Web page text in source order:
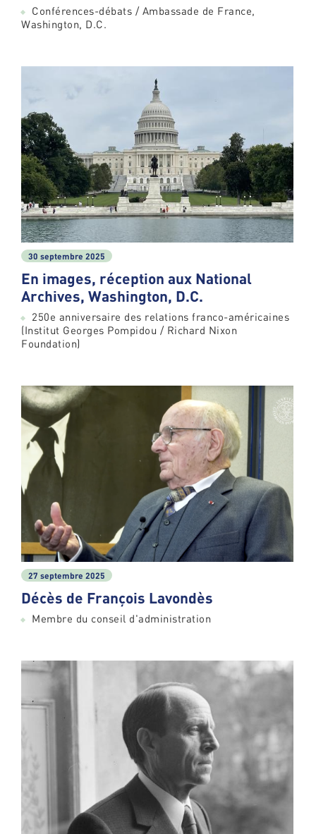
Conférences-débats / Ambassade de France,
Washington, D.C.
30 septembre 2025
En images, réception aux National
Archives, Washington, D.C.
250e anniversaire des relations franco-américaines
(Institut Georges Pompidou / Richard Nixon
Foundation)
27 septembre 2025
Décès de François Lavondès
Membre du conseil d'administration